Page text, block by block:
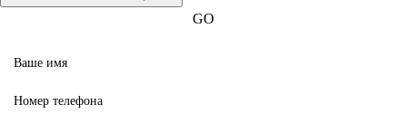
GO